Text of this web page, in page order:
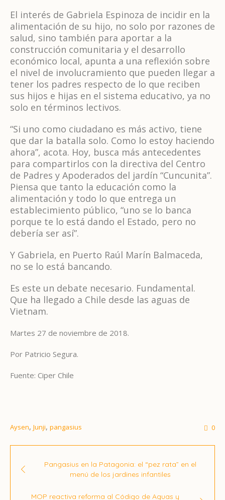
El interés de Gabriela Espinoza de incidir en la
alimentación de su hijo, no solo por razones de
salud, sino también para aportar a la
construcción comunitaria y el desarrollo
económico local, apunta a una reflexión sobre
el nivel de involucramiento que pueden llegar a
tener los padres respecto de lo que reciben
sus hijos e hijas en el sistema educativo, ya no
solo en términos lectivos.
“Si uno como ciudadano es más activo, tiene
que dar la batalla solo. Como lo estoy haciendo
ahora”, acota. Hoy, busca más antecedentes
para compartirlos con la directiva del Centro
de Padres y Apoderados del jardín “Cuncunita”.
Piensa que tanto la educación como la
alimentación y todo lo que entrega un
establecimiento público, “uno se lo banca
porque te lo está dando el Estado, pero no
debería ser así”.
Y Gabriela, en Puerto Raúl Marín Balmaceda,
no se lo está bancando.
Es este un debate necesario. Fundamental.
Que ha llegado a Chile desde las aguas de
Vietnam.
Martes 27 de noviembre de 2018.
Por Patricio Segura.
Fuente: Ciper Chile
Aysen, Junji, pangasius 0
Pangasius en la Patagonia: el “pez rata” en el
menú de los jardines infantiles
MOP reactiva reforma al Código de Aguas y